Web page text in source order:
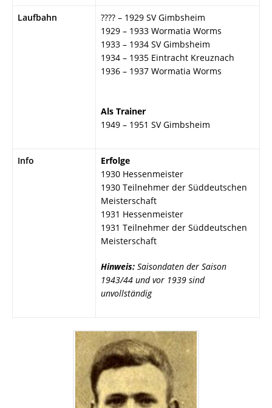
Laufbahn
???? – 1929 SV Gimbsheim
1929 – 1933 Wormatia Worms
1933 – 1934 SV Gimbsheim
1934 – 1935 Eintracht Kreuznach
1936 – 1937 Wormatia Worms
Als Trainer
1949 – 1951 SV Gimbsheim
Info
Erfolge
1930 Hessenmeister
1930 Teilnehmer der Süddeutschen
Meisterschaft
1931 Hessenmeister
1931 Teilnehmer der Süddeutschen
Meisterschaft
Hinweis: Saisondaten der Saison
1943/44 und vor 1939 sind
unvollständig